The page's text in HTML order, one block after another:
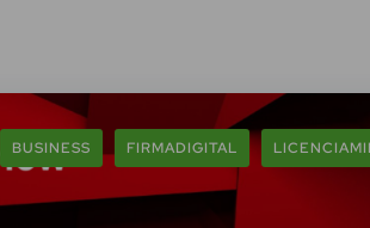
BUSINESS FIRMADIGITAL